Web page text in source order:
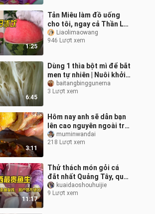
1:25
Tản Miêu làm đồ uống
cho tôi, ngay cả Thần Lôi
ở nhà bên cạnh cũng
thèm đến phát khóc
Liaolimaowang
946 Lượt xem
6:45
Dùng 1 thìa bột mì để bắt
men tự nhiên | Nuôi khởi
xướng sourdough từ con
số không | Hướng dẫn
baitangbinggunerna
3 Lượt xem
3:11
Hôm nay anh sẽ dẫn bạn
lên cao nguyên ngoài trời
thưởng thức tủy xương
bò yak.
muminwandai
218 Lượt xem
11:17
Thử thách món gỏi cá
đắt nhất Quảng Tây, quả
nhiên là cô gái mổ cá tài
ba nhất Quảng Tây, khách
kuaidaoshouhuijie
9 Lượt xem